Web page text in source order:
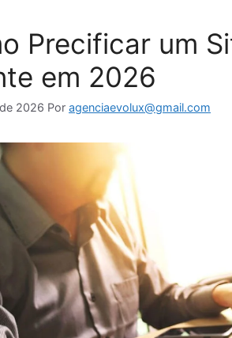
Precificar um
em 2026
2026 Por agenciaevolux@gmail.com